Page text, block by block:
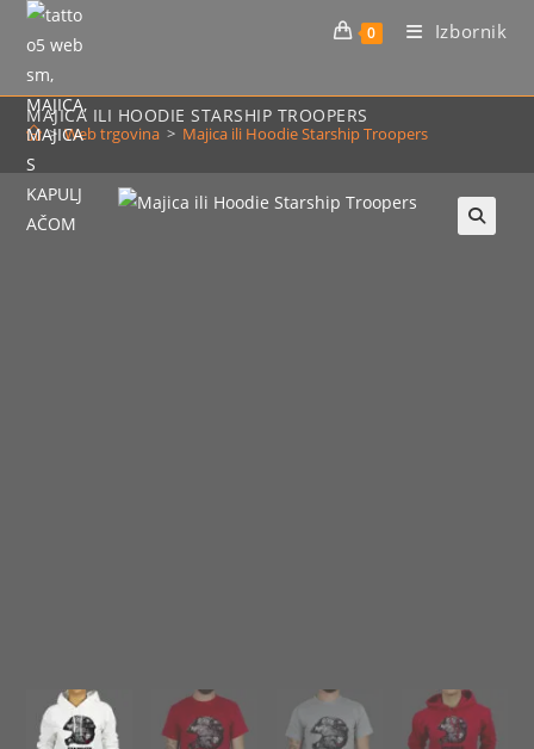
Preskoči
sadržaj
0 Izbornik
MAJICA ILI HOODIE STARSHIP TROOPERS
> Web trgovina > Majica ili Hoodie Starship Troopers